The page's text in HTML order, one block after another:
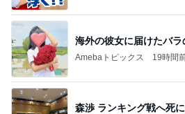
海外の彼女に届けたバラ
Amebaトピックス 19時間
森渉 ランキング戦へ死